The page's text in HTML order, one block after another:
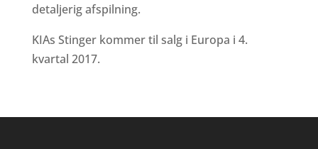
detaljerig afspilning.
KIAs Stinger kommer til salg i Europa i 4.
kvartal 2017.